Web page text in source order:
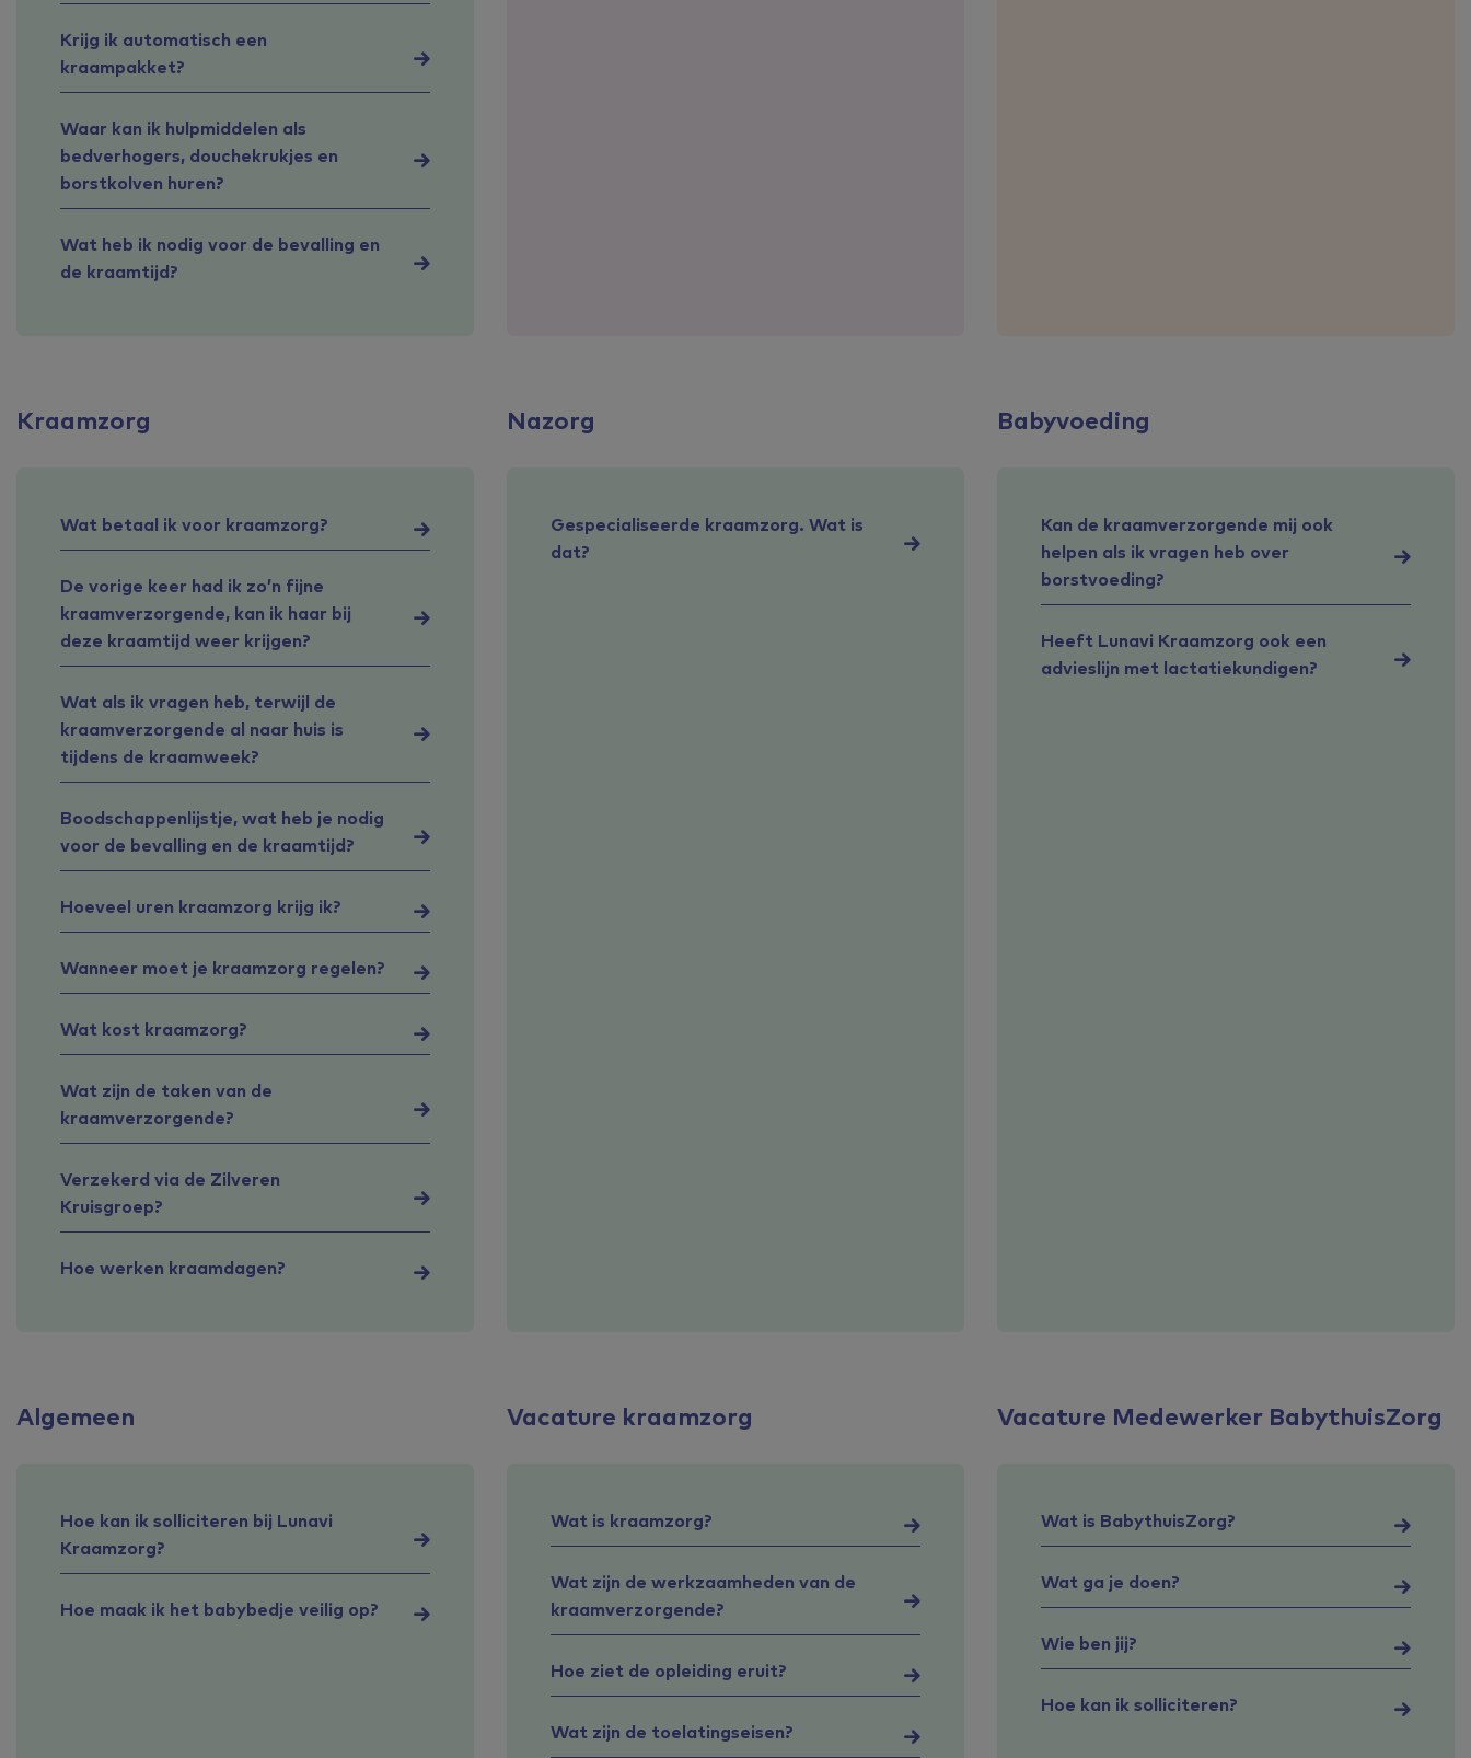
Krijg ik automatisch een
kraampakket?
Waar kan ik hulpmiddelen als
bedverhogers, douchekrukjes en
borstkolven huren?
Wat heb ik nodig voor de bevalling en
de kraamtijd?
Kraamzorg
Wat betaal ik voor kraamzorg?
De vorige keer had ik zo’n fijne
kraamverzorgende, kan ik haar bij
deze kraamtijd weer krijgen?
Wat als ik vragen heb, terwijl de
kraamverzorgende al naar huis is
tijdens de kraamweek?
Boodschappenlijstje, wat heb je nodig
voor de bevalling en de kraamtijd?
Hoeveel uren kraamzorg krijg ik?
Wanneer moet je kraamzorg regelen?
Wat kost kraamzorg?
Wat zijn de taken van de
kraamverzorgende?
Verzekerd via de Zilveren
Kruisgroep?
Hoe werken kraamdagen?
Nazorg
Gespecialiseerde kraamzorg. Wat is
dat?
Babyvoeding
Kan de kraamverzorgende mij ook
helpen als ik vragen heb over
borstvoeding?
Heeft Lunavi Kraamzorg ook een
advieslijn met lactatiekundigen?
Algemeen
Hoe kan ik solliciteren bij Lunavi
Kraamzorg?
Hoe maak ik het babybedje veilig op?
Vacature kraamzorg
Wat is kraamzorg?
Wat zijn de werkzaamheden van de
kraamverzorgende?
Hoe ziet de opleiding eruit?
Wat zijn de toelatingseisen?
Vacature Medewerker BabythuisZorg
Wat is BabythuisZorg?
Wat ga je doen?
Wie ben jij?
Hoe kan ik solliciteren?